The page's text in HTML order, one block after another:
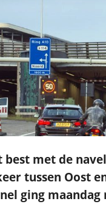
best met de
tussen Oost
ging maandag